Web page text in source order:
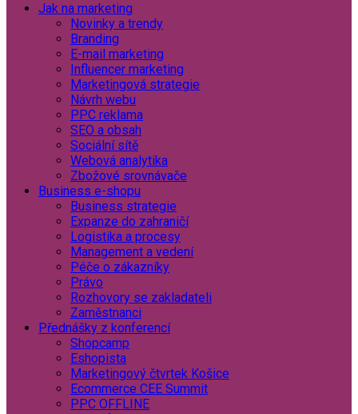
Jak na marketing
Novinky a trendy
Branding
E-mail marketing
Influencer marketing
Marketingová strategie
Návrh webu
PPC reklama
SEO a obsah
Sociální sítě
Webová analytika
Zbožové srovnávače
Business e-shopu
Business strategie
Expanze do zahraničí
Logistika a procesy
Management a vedení
Péče o zákazníky
Právo
Rozhovory se zakladateli
Zaměstnanci
Přednášky z konferencí
Shopcamp
Eshopista
Marketingový čtvrtek Košice
Ecommerce CEE Summit
PPC OFFLINE